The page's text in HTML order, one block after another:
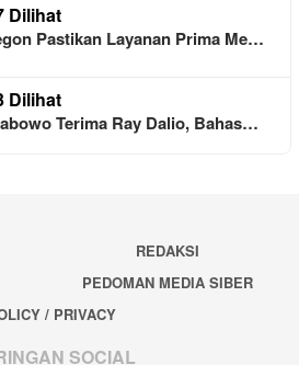
Dilihat
Pastikan Layanan Prima Me…
Dilihat
Terima Ray Dalio, Bahas…
REDAKSI
PEDOMAN MEDIA SIBER
/ PRIVACY
SOCIAL